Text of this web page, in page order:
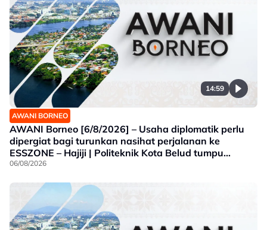
14:59
AWANI BORNEO
AWANI Borneo [6/8/2026] – Usaha diplomatik perlu
dipergiat bagi turunkan nasihat perjalanan ke
ESSZONE – Hajiji | Politeknik Kota Belud tumpu
bidang selaras keperluan industri Sabah |
produk tempatan
06/08/2026